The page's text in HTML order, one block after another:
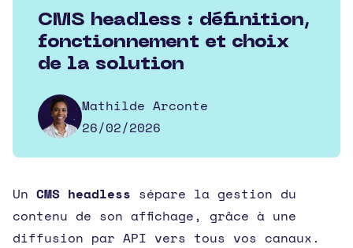
CMS headless : définition,
fonctionnement et choix
de la solution
Mathilde Arconte
26/02/2026
Un CMS headless sépare la gestion du
contenu de son affichage, grâce à une
diffusion par API vers tous vos canaux.